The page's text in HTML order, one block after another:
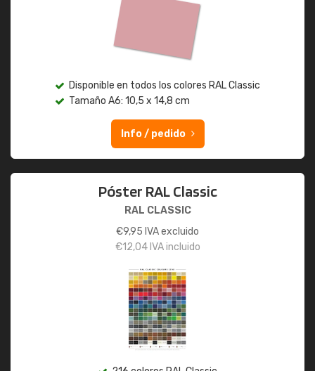
Disponible en todos los colores RAL Classic
Tamaño A6: 10,5 x 14,8 cm
Info / pedido
Póster RAL Classic
RAL CLASSIC
€9,95 IVA excluido
€12,04IVA incluido